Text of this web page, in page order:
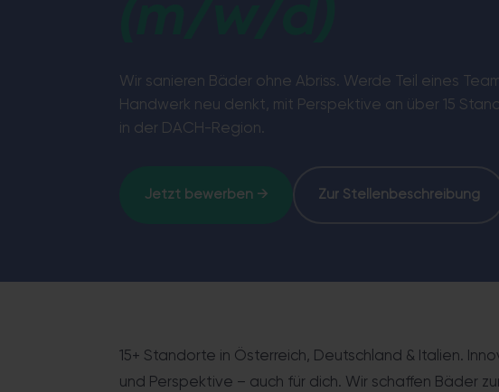
Wir sanieren Bäder ohne Abriss. Werde Teil eines
Handwerk neu denkt, mit Perspektive an über 15
in der DACH-Region.
Jetzt bewerben → Zur Stellenbeschreibung
15+ Standorte in Österreich, Deutschland & Italien.
und Perspektive – auch für dich. Wir schaffen Bäder
Barrierefreies Bad
Sicher & altersgerecht – bodengleiche